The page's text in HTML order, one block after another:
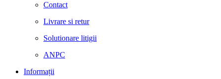
Contact
Livrare si retur
Solutionare litigii
ANPC
Informații